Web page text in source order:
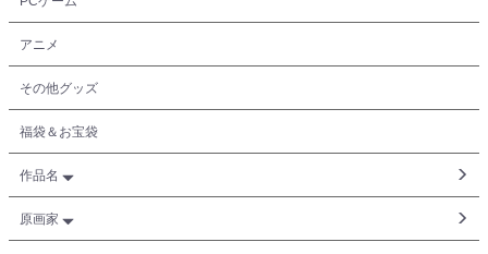
アニメ
その他グッズ
福袋＆お宝袋
作品名
原画家